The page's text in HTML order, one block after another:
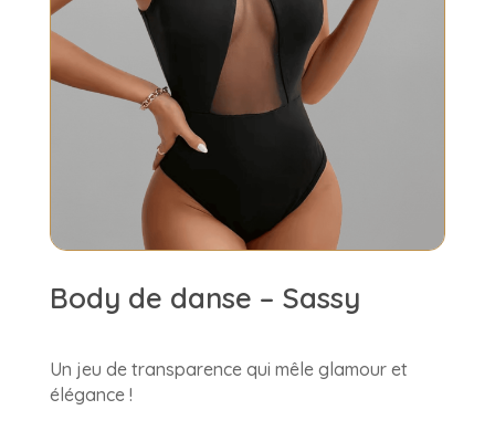
Body de danse – Sassy
Un jeu de transparence qui mêle glamour et
élégance !